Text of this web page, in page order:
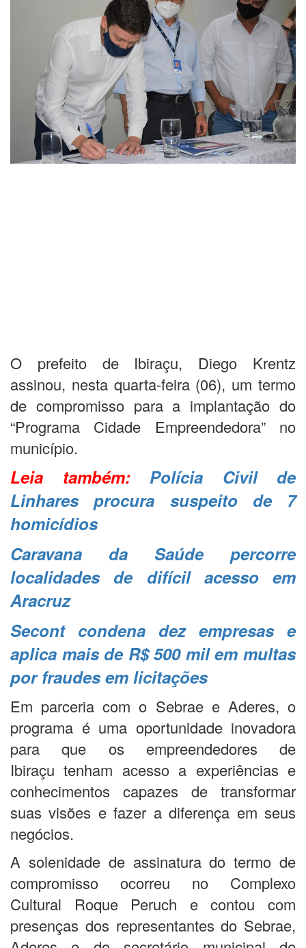
O prefeito de Ibiraçu, Diego Krentz
assinou, nesta quarta-feira (06), um termo
de compromisso para a implantação do
“Programa Cidade Empreendedora” no
município.
Leia também: Polícia Civil de
Linhares procura suspeito de 7
homicídios
Caravana da Saúde percorre
localidades de difícil acesso em
Aracruz
Secont condena dez empresas e
aplica mais de R$ 500 mil em multas
por fraudes em licitações
Em parceria com o Sebrae e Aderes, o
programa é uma oportunidade inovadora
para que os empreendedores de
Ibiraçu tenham acesso a experiências e
conhecimentos capazes de transformar
suas visões e fazer a diferença em seus
negócios.
A solenidade de assinatura do termo de
compromisso ocorreu no Complexo
Cultural Roque Peruch e contou com
presenças dos representantes do Sebrae,